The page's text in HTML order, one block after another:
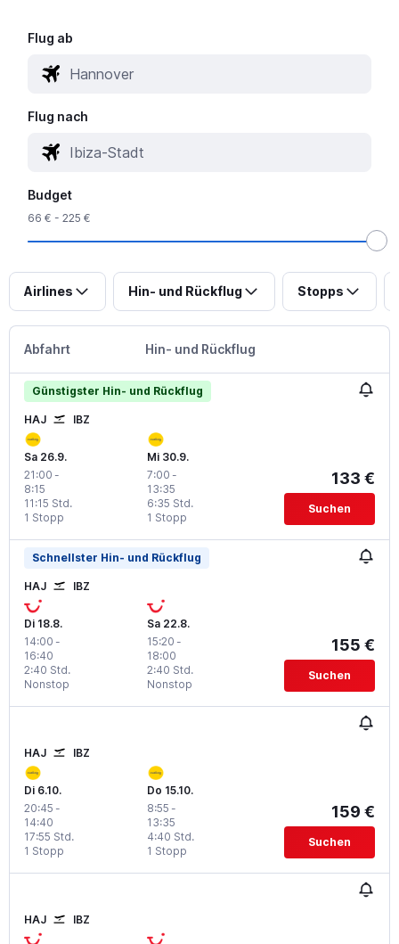
Flug ab
Flug nach
Budget
66 € - 225 €
Airlines Hin- und Rückflug Stopps
Abfahrt Hin- und Rückflug
Günstigster Hin- und Rückflug
HAJ IBZ
Sa 26.9.
21:00 -
8:15
1 Stopp
11:15 Std.
Mi 30.9.
7:00 -
13:35
1 Stopp
6:35 Std.
133 €
Suchen
Schnellster Hin- und Rückflug
HAJ IBZ
Di 18.8.
14:00 -
16:40
Nonstop
2:40 Std.
Sa 22.8.
15:20 -
18:00
Nonstop
2:40 Std.
155 €
Suchen
HAJ IBZ
Di 6.10.
20:45 -
14:40
1 Stopp
17:55 Std.
Do 15.10.
8:55 -
13:35
1 Stopp
4:40 Std.
159 €
Suchen
HAJ IBZ